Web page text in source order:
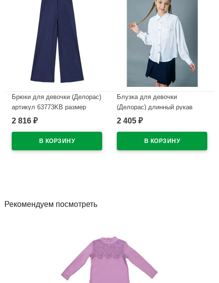
Брюки для девочки (Делорас)
артикул 63773KB размер
34/134-44/164 цвет темно-
2 816 ₽
Блузка для девочки
(Делорас) длинный рукав
цвет белый арт.C64151
2 405 ₽
Рекомендуем посмотреть